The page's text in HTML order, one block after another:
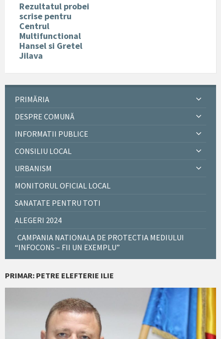
Rezultatul probei
scrise pentru
Centrul
Multifunctional
Hansel si Gretel
Jilava
PRIMĂRIA
DESPRE COMUNĂ
INFORMATII PUBLICE
CONSILIU LOCAL
URBANISM
MONITORUL OFICIAL LOCAL
SANATATE PENTRU TOTI
ALEGERI 2024
CAMPANIA NATIONALA DE PROTECTIA MEDIULUI
“INFOCONS – FII UN EXEMPLU”
PRIMAR: PETRE ELEFTERIE ILIE